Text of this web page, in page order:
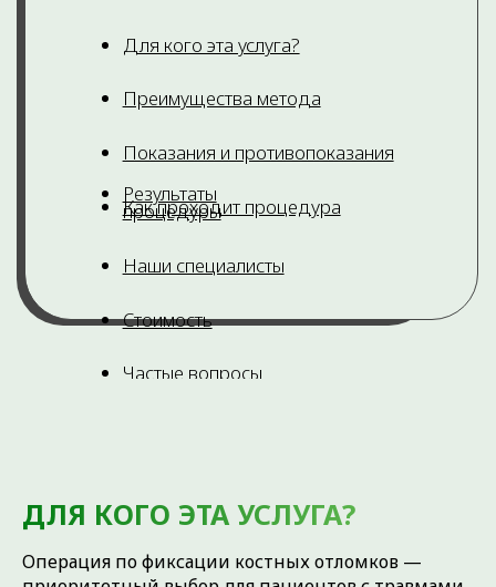
ДЛЯ КОГО ЭТА УСЛУГА?
Операция по фиксации костных отломков —